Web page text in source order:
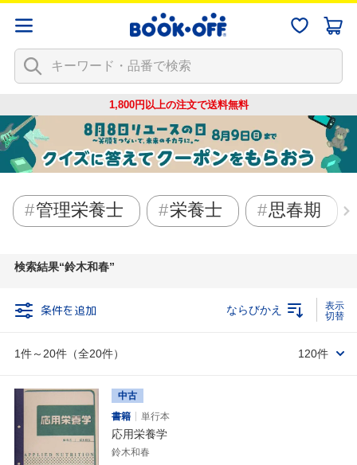
1,800円以上の注文で送料無料
管理栄養士 栄養士 思春期
検索結果 鈴木和春
条件を追加
1件～20件（全20件）
ならびかえ
120件
中古
書籍
単行本
応用栄養学
鈴木和春